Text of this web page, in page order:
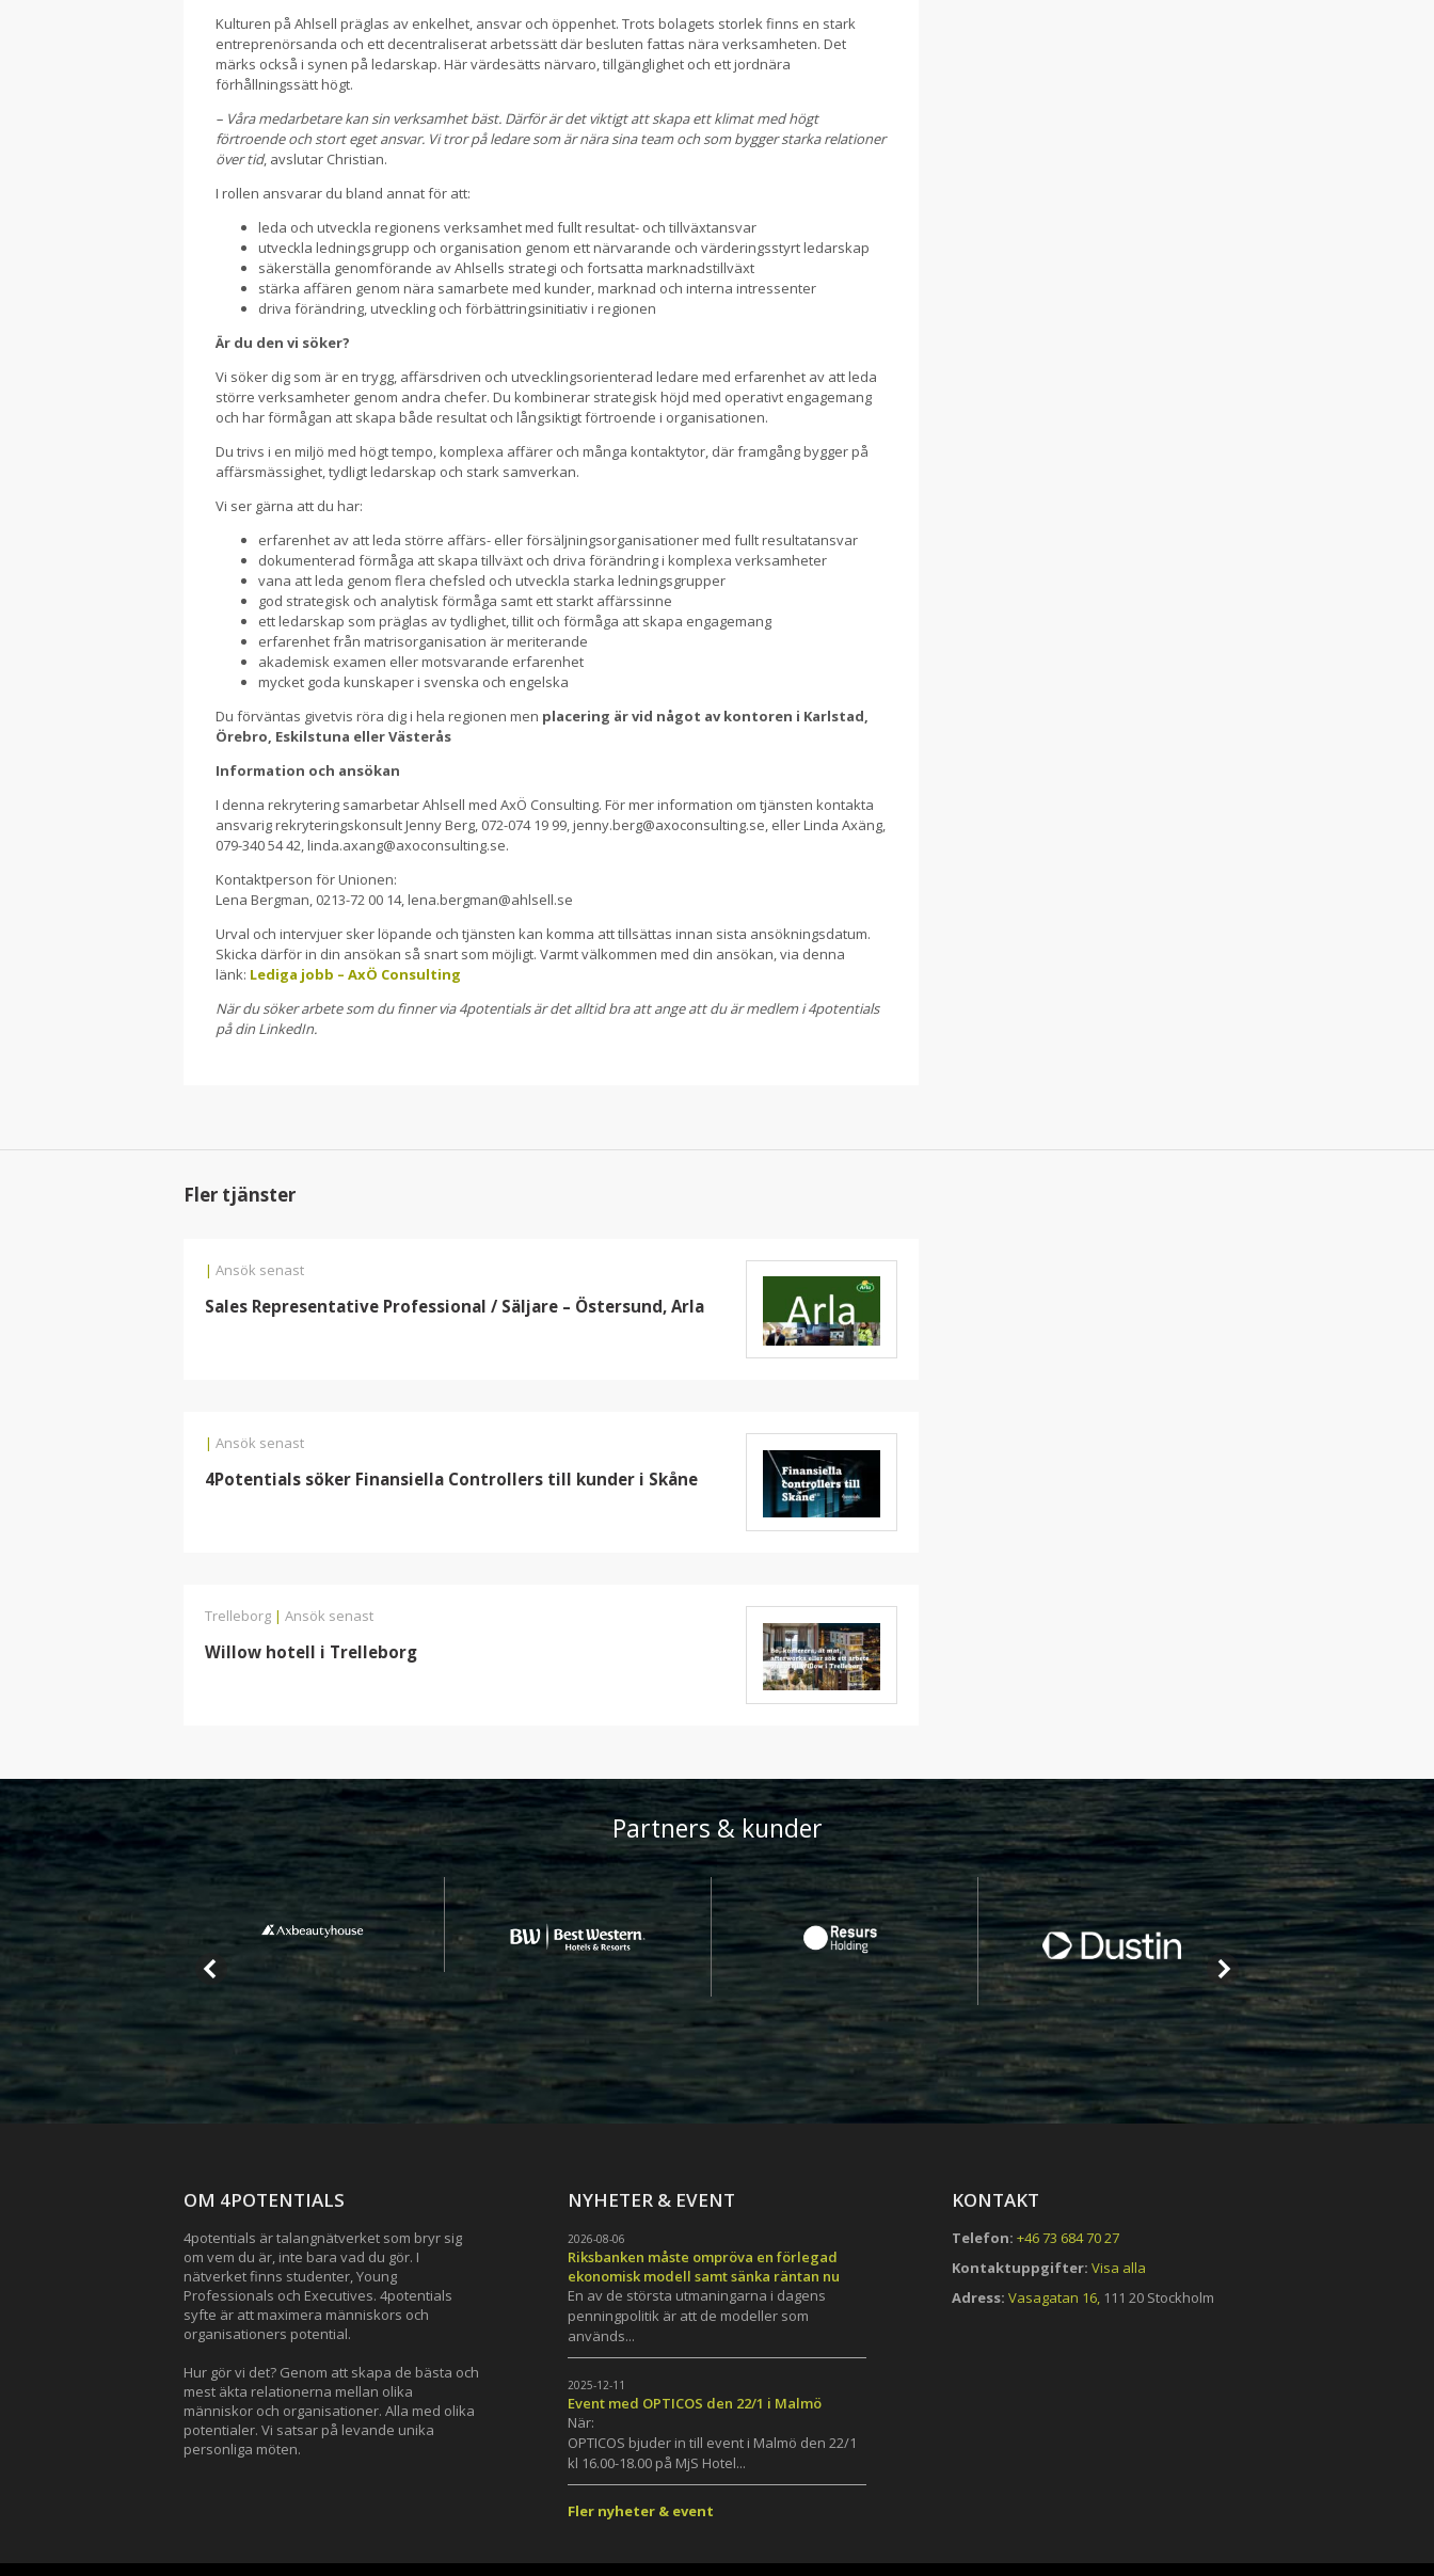
Kulturen på Ahlsell präglas av enkelhet, ansvar och öppenhet. Trots bolagets storlek finns en stark
entreprenörsanda och ett decentraliserat arbetssätt där besluten fattas nära verksamheten. Det
märks också i synen på ledarskap. Här värdesätts närvaro, tillgänglighet och ett jordnära
förhållningssätt högt.
– Våra medarbetare kan sin verksamhet bäst. Därför är det viktigt att skapa ett klimat med högt
förtroende och stort eget ansvar. Vi tror på ledare som är nära sina team och som bygger starka relationer
över tid, avslutar Christian.
I rollen ansvarar du bland annat för att:
leda och utveckla regionens verksamhet med fullt resultat- och tillväxtansvar
utveckla ledningsgrupp och organisation genom ett närvarande och värderingsstyrt ledarskap
säkerställa genomförande av Ahlsells strategi och fortsatta marknadstillväxt
stärka affären genom nära samarbete med kunder, marknad och interna intressenter
driva förändring, utveckling och förbättringsinitiativ i regionen
Är du den vi söker?
Vi söker dig som är en trygg, affärsdriven och utvecklingsorienterad ledare med erfarenhet av att leda
större verksamheter genom andra chefer. Du kombinerar strategisk höjd med operativt engagemang
och har förmågan att skapa både resultat och långsiktigt förtroende i organisationen.
Du trivs i en miljö med högt tempo, komplexa affärer och många kontaktytor, där framgång bygger på
affärsmässighet, tydligt ledarskap och stark samverkan.
Vi ser gärna att du har:
erfarenhet av att leda större affärs- eller försäljningsorganisationer med fullt resultatansvar
dokumenterad förmåga att skapa tillväxt och driva förändring i komplexa verksamheter
vana att leda genom flera chefsled och utveckla starka ledningsgrupper
god strategisk och analytisk förmåga samt ett starkt affärssinne
ett ledarskap som präglas av tydlighet, tillit och förmåga att skapa engagemang
erfarenhet från matrisorganisation är meriterande
akademisk examen eller motsvarande erfarenhet
mycket goda kunskaper i svenska och engelska
Du förväntas givetvis röra dig i hela regionen men placering är vid något av kontoren i Karlstad,
Örebro, Eskilstuna eller Västerås
Information och ansökan
I denna rekrytering samarbetar Ahlsell med AxÖ Consulting. För mer information om tjänsten kontakta
ansvarig rekryteringskonsult Jenny Berg, 072-074 19 99, jenny.berg@axoconsulting.se, eller Linda Axäng,
079-340 54 42, linda.axang@axoconsulting.se.
Kontaktperson för Unionen:
Lena Bergman, 0213-72 00 14, lena.bergman@ahlsell.se
Urval och intervjuer sker löpande och tjänsten kan komma att tillsättas innan sista ansökningsdatum.
Skicka därför in din ansökan så snart som möjligt. Varmt välkommen med din ansökan, via denna
länk: Lediga jobb – AxÖ Consulting
När du söker arbete som du finner via 4potentials är det alltid bra att ange att du är medlem i 4potentials
på din LinkedIn.
Fler tjänster
| Ansök senast
Sales Representative Professional / Säljare – Östersund, Arla
| Ansök senast
4Potentials söker Finansiella Controllers till kunder i Skåne
Trelleborg | Ansök senast
Willow hotell i Trelleborg
Partners & kunder
OM 4POTENTIALS
4potentials är talangnätverket som bryr sig
om vem du är, inte bara vad du gör. I
nätverket finns studenter, Young
Professionals och Executives. 4potentials
syfte är att maximera människors och
organisationers potential.
Hur gör vi det? Genom att skapa de bästa och
mest äkta relationerna mellan olika
människor och organisationer. Alla med olika
potentialer. Vi satsar på levande unika
personliga möten.
NYHETER & EVENT
2026-08-06
Riksbanken måste ompröva en förlegad
ekonomisk modell samt sänka räntan nu
En av de största utmaningarna i dagens
penningpolitik är att de modeller som
används...
2025-12-11
Event med OPTICOS den 22/1 i Malmö
När:
OPTICOS bjuder in till event i Malmö den 22/1
kl 16.00-18.00 på MjS Hotel...
Fler nyheter & event
KONTAKT
Telefon: +46 73 684 70 27
Kontaktuppgifter: Visa alla
Adress: Vasagatan 16, 111 20 Stockholm